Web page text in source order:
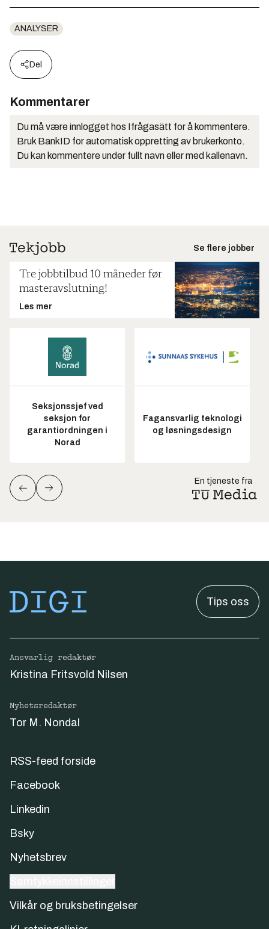
ANALYSER
Del
Kommentarer
Du må være innlogget hos Ifrågasätt for å kommentere.
Bruk BankID for automatisk oppretting av brukerkonto.
Du kan kommentere under fullt navn eller med kallenavn.
Se flere jobber
Tre jobbtilbud 10 måneder før
masteravslutning!
Les mer
Seksjonssjef ved
seksjon for
garantiordningen i
Norad
Fagansvarlig teknologi
og løsningsdesign
En tjeneste fra
Tips oss
Ansvarlig redaktør
Kristina Fritsvold Nilsen
Nyhetsredaktør
Tor M. Nondal
RSS-feed forside
Facebook
Linkedin
Bsky
Nyhetsbrev
Vilkår og bruksbetingelser